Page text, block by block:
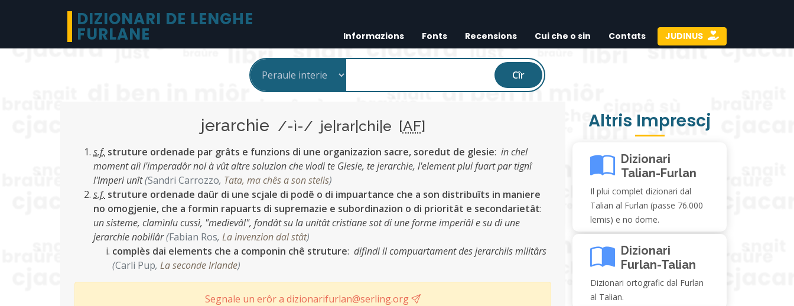
DIZIONARI DE LENGHE
FURLANE Informazions Fonts Recensions Cui che o sin Contats JUDINUS
Cîr
jerarchie /-ì-/ je|rar|chi|e [AF]
s.f. struture ordenade par grâts e funzions di une organizazion sacre, soredut de glesie: in chel
moment alì l'imperadôr nol à vût altre soluzion che viodi te Glesie, te jerarchie, l'element plui fuart par tignî
l'Imperi unît(Sandri Carrozzo, Tata, ma chês a son stelis)
s.f. struture ordenade daûr di une scjale di podê o di impuartance che a son distribuîts in maniere
no omogjenie, che a formin rapuarts di supremazie e subordinazion o di prioritât e secondarietât:
un sisteme, clamìnlu cussì, "medievâl", fondât su la unitât cristiane sot di une forme imperiâl e su di une
jerarchie nobiliâr(Fabian Ros, La invenzion dal stât)
complès dai elements che a componin chê struture: difindi il compuartament des jerarchiis militârs
(Carli Pup, La seconde Irlande)
Segnale un erôr a dizionarifurlan@serling.org
Altris Imprescj
Dizionari
Talian-Furlan
Il plui complet dizionari dal
Talian al Furlan (passe 76.000
lemis) e no dome.
Dizionari
Furlan-Talian
Dizionari ortografic dal Furlan
al Talian.